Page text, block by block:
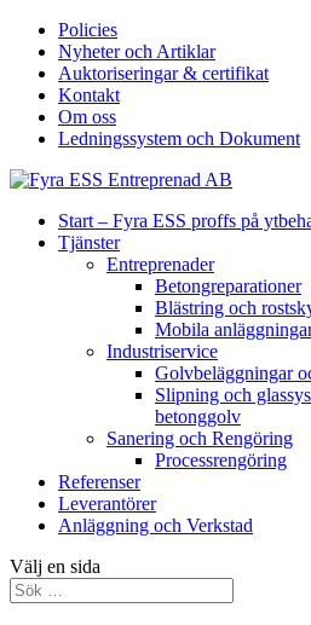
Policies
Nyheter och Artiklar
Auktoriseringar & certifikat
Kontakt
Om oss
Ledningssystem och Dokument
Start – Fyra ESS proffs på
Tjänster
Entreprenader
Betongreparationer
Blästring och
Mobila
Industriservice
Golvbeläggningar
Slipning och
betonggolv
Sanering och Rengöring
Processrengöring
Referenser
Leverantörer
Anläggning och Verkstad
Välj en sida